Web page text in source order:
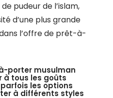
pudeur de l’islam,
d’une plus grande
l’offre de prêt-à-
porter musulman
à tous les goûts
les options
à différents styles